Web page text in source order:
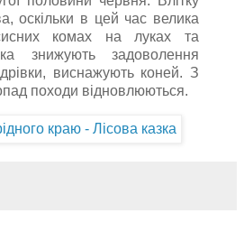
оскільки в цей час велика
комах на луках та
знижують задоволення
виснажують коней. З
походи відновлюються.